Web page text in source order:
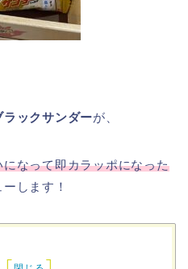
ラックサンダーが、
なって即カラッポになった
します！